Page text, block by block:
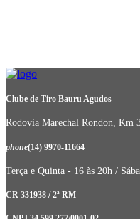
Clube de Tiro Bauru Agudos
Rodovia Marechal Rondon, Km
phone(14) 9970-11664
Terça e Quinta - 16 às 20h /
CR 331938 / 2ª RM